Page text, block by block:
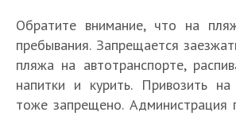
Обратите внимание, что на
пребывания. Запрещается
пляжа на автотранспорте,
напитки и курить. Привозить
тоже запрещено. Администрация
1
5
л
у
К
з
а
п
1
0
л
у